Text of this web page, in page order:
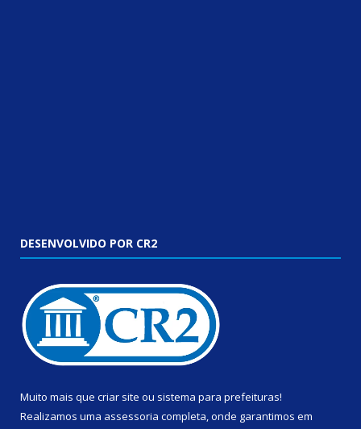
DESENVOLVIDO POR CR2
Muito mais que criar site ou sistema para prefeituras!
Realizamos uma assessoria completa, onde garantimos em